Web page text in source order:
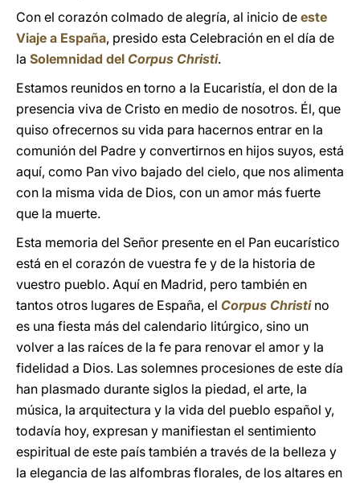
Con el corazón colmado de alegría, al inicio de este
Viaje a España, presido esta Celebración en el día de
la Solemnidad del Corpus Christi.
Estamos reunidos en torno a la Eucaristía, el don de la
presencia viva de Cristo en medio de nosotros. Él, que
quiso ofrecernos su vida para hacernos entrar en la
comunión del Padre y convertirnos en hijos suyos, está
aquí, como Pan vivo bajado del cielo, que nos alimenta
con la misma vida de Dios, con un amor más fuerte
que la muerte.
Esta memoria del Señor presente en el Pan eucarístico
está en el corazón de vuestra fe y de la historia de
vuestro pueblo. Aquí en Madrid, pero también en
tantos otros lugares de España, el Corpus Christi no
es una fiesta más del calendario litúrgico, sino un
volver a las raíces de la fe para renovar el amor y la
fidelidad a Dios. Las solemnes procesiones de este día
han plasmado durante siglos la piedad, el arte, la
música, la arquitectura y la vida del pueblo español y,
todavía hoy, expresan y manifiestan el sentimiento
espiritual de este país también a través de la belleza y
la elegancia de las alfombras florales, de los altares en